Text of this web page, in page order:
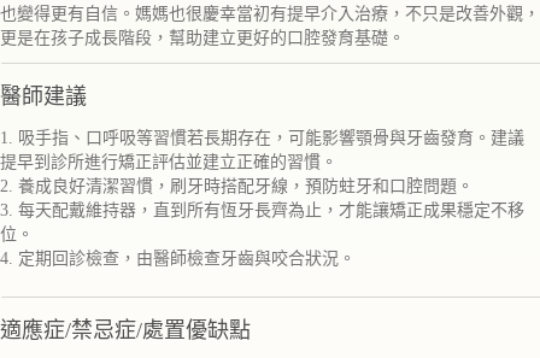
也變得更有自信。媽媽也很慶幸當初有提早介入治療，不只是改善外觀，
更是在孩子成長階段，幫助建立更好的口腔發育基礎。
醫師建議
1. 吸手指、口呼吸等習慣若長期存在，可能影響顎骨與牙齒發育。建議
提早到診所進行矯正評估並建立正確的習慣。
2. 養成良好清潔習慣，刷牙時搭配牙線，預防蛀牙和口腔問題。
3. 每天配戴維持器，直到所有恆牙長齊為止，才能讓矯正成果穩定不移
位。
4. 定期回診檢查，由醫師檢查牙齒與咬合狀況。
適應症/禁忌症/處置優缺點